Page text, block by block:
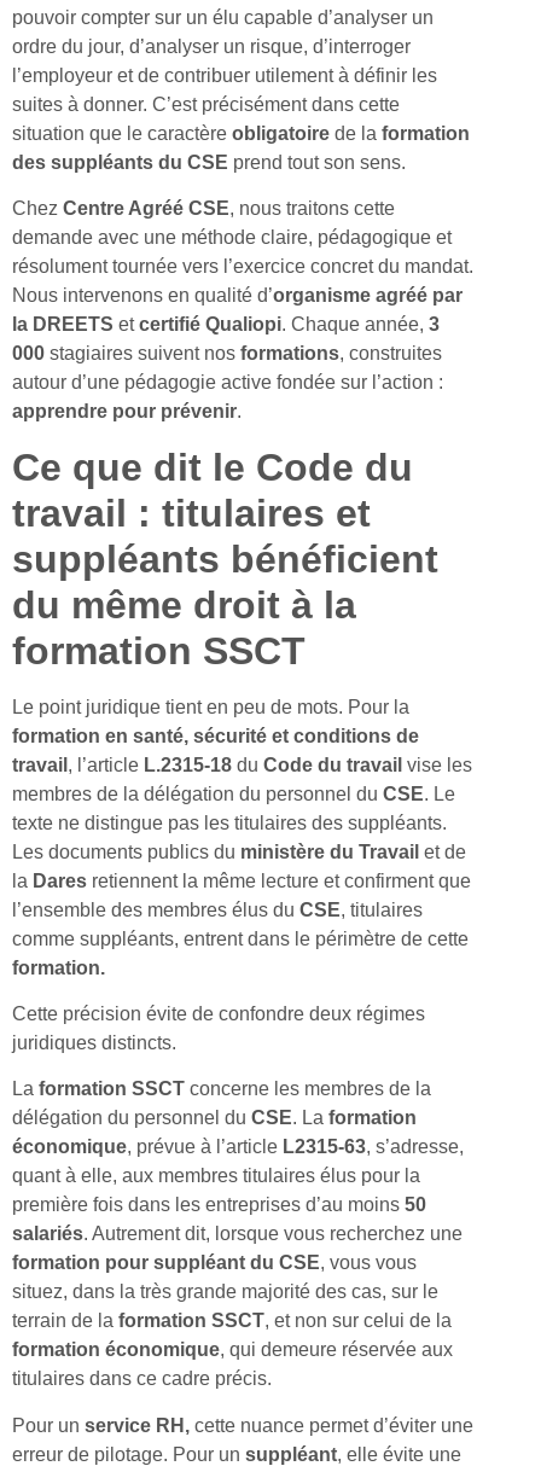
pouvoir compter sur un élu capable d’analyser un
ordre du jour, d’analyser un risque, d’interroger
l’employeur et de contribuer utilement à définir les
suites à donner. C’est précisément dans cette
situation que le caractère obligatoire de la formation
des suppléants du CSE prend tout son sens.
Chez Centre Agréé CSE, nous traitons cette
demande avec une méthode claire, pédagogique et
résolument tournée vers l’exercice concret du mandat.
Nous intervenons en qualité d’organisme agréé par
la DREETS etcertifié Qualiopi. Chaque année, 3
000 stagiaires suivent nos formations, construites
autour d’une pédagogie active fondée sur l’action :
apprendre pour prévenir.
Ce que dit le Code du
travail : titulaires et
suppléants bénéficient
du même droit à la
formation SSCT
Le point juridique tient en peu de mots. Pour la
formation en santé, sécurité et conditions de
travail , l’article L.2315-18 du Code du travail vise les
membres de la délégation du personnel du CSE. Le
texte ne distingue pas les titulaires des suppléants.
Les documents publics du ministère du Travail et de
la Dares retiennent la même lecture et confirment que
l’ensemble des membres élus du CSE, titulaires
comme suppléants, entrent dans le périmètre de cette
formation.
Cette précision évite de confondre deux régimes
juridiques distincts.
La formation SSCT concerne les membres de la
délégation du personnel du CSE. La formation
économique, prévue à l’article L2315-63, s’adresse,
quant à elle, aux membres titulaires élus pour la
première fois dans les entreprises d’au moins 50
salariés. Autrement dit, lorsque vous recherchez une
formation pour suppléant du CSE, vous vous
situez, dans la très grande majorité des cas, sur le
terrain de la formation SSCT, et non sur celui de la
formation économique, qui demeure réservée aux
titulaires dans ce cadre précis.
Pour un service RH, cette nuance permet d’éviter une
erreur de pilotage. Pour un suppléant, elle évite une